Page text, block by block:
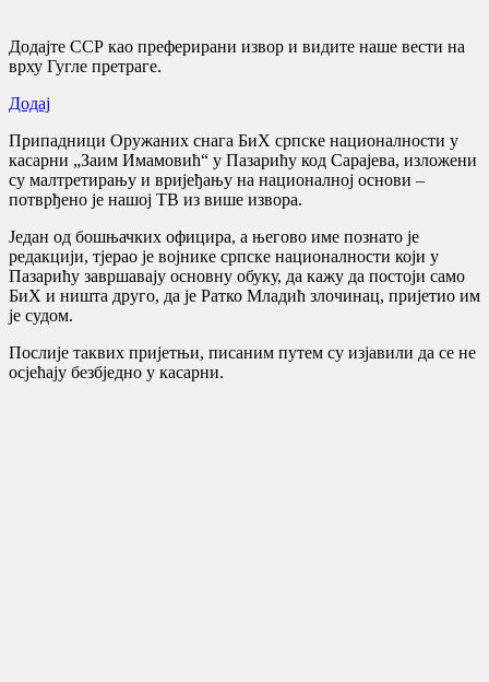
Додајте ССР као преферирани извор и видите наше вести на
врху Гугле претраге.
Додај
Припадници Оружаних снага БиХ српске националности у
касарни „Заим Имамовић“ у Пазарићу код Сарајева, изложени
су малтретирању и вријеђању на националној основи –
потврђено је нашој ТВ из више извора.
Један од бошњачких официра, а његово име познато је
редакцији, тјерао је војнике српске националности који у
Пазарићу завршавају основну обуку, да кажу да постоји само
БиХ и ништа друго, да је Ратко Младић злочинац, пријетио им
је судом.
Послије таквих пријетњи, писаним путем су изјавили да се не
осјећају безбједно у касарни.